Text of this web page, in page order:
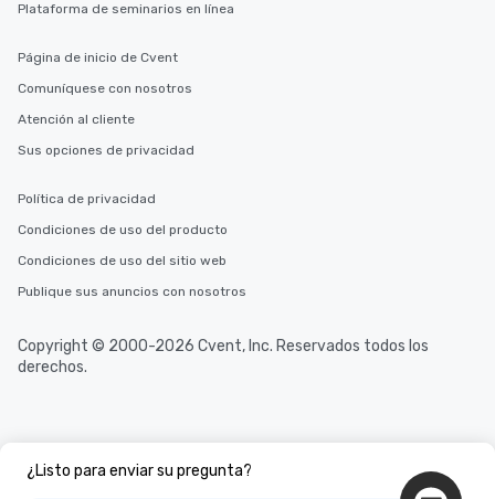
¿Listo para enviar su pregunta?
Plataforma de seminarios en línea
Página de inicio de Cvent
Comuníquese con nosotros
Atención al cliente
Sus opciones de privacidad
Política de privacidad
Condiciones de uso del producto
Condiciones de uso del sitio web
Publique sus anuncios con nosotros
Copyright © 2000-2026 Cvent, Inc. Reservados todos los
derechos.